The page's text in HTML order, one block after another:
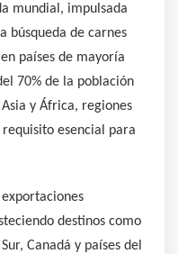
mundial, impulsada
búsqueda de carnes
países de mayoría
70% de la población
y África, regiones
esencial para
destinos como
Canadá y países del